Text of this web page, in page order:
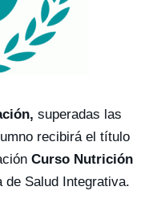
superadas las
recibirá el título
Curso Nutrición
Salud Integrativa.